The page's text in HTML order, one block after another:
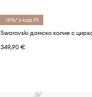
-15%* с код: FS
349,90 €